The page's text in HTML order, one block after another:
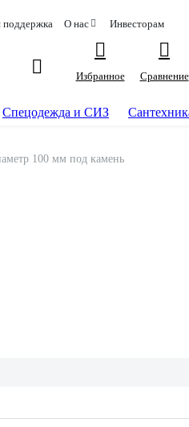
поддержка О нас Инвесторам
Избранное
Сравнение
Спецодежда и СИЗ
100 мм под камень